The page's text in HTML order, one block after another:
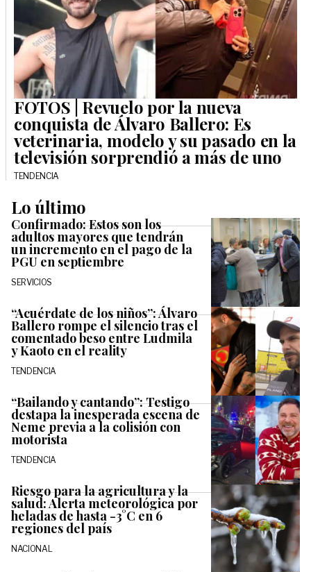
FOTOS | Revuelo por la nueva
conquista de Álvaro Ballero: Es
veterinaria, modelo y su pasado en la
televisión sorprendió a más de uno
TENDENCIA
Lo último
Confirmado: Estos son los
adultos mayores que tendrán
un incremento en el pago de la
PGU en septiembre
SERVICIOS
“Acuérdate de los niños”: Álvaro
Ballero rompe el silencio tras el
comentado beso entre Ludmila
y Kaoto en el reality
TENDENCIA
“Bailando y cantando”: Testigo
destapa la inesperada escena de
Neme previa a la colisión con
motorista
TENDENCIA
Riesgo para la agricultura y la
salud: Alerta meteorológica por
heladas de hasta -3°C en 6
regiones del país
NACIONAL